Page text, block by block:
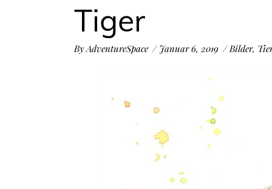
Tiger
By AdventureSpace Januar 6, 2019 Bilder,